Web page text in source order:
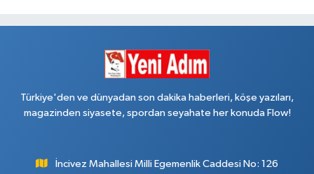
Türkiye'den ve dünyadan son dakika haberleri, köşe yazıları,
magazinden siyasete, spordan seyahate her konuda Flow!
İncivez Mahallesi Milli Egemenlik Caddesi No: 126